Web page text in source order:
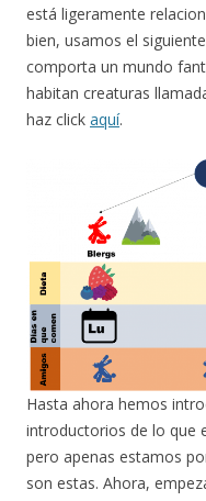
está ligeramente
bien, usamos el
comporta un mundo
habitan creaturas
haz click aquí.
Hasta ahora hemos
introductorios de lo que
pero apenas estamos
son estas. Ahora,